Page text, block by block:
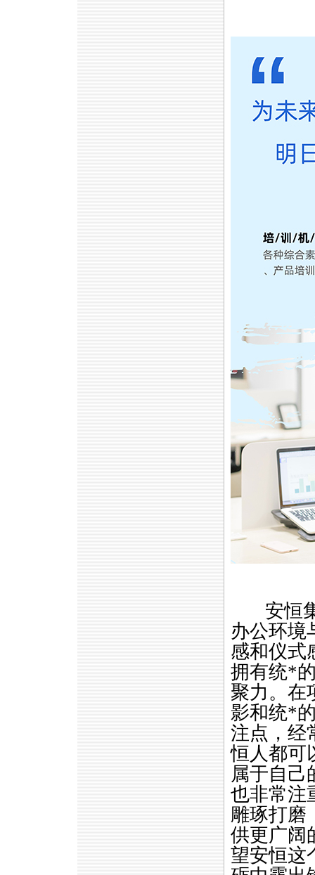
安恒集
办公环境
感和仪式
拥有统*
聚力。在
影和统*
注点，经
恒人都可
属于自己
也非常注
雕琢打磨
供更广阔
望安恒这